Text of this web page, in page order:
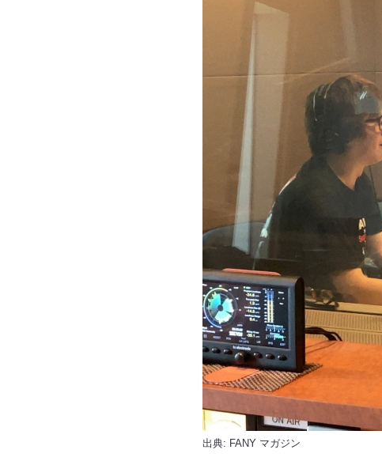
出典: FANY マガジン